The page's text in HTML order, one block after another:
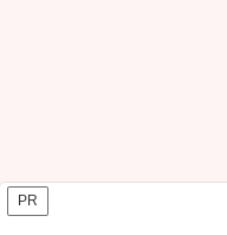
PR